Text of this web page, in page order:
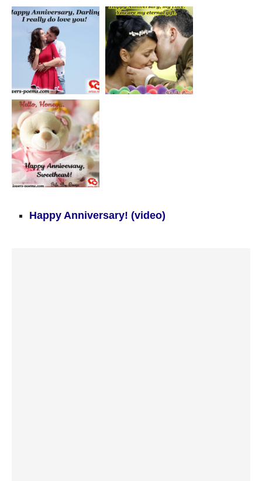
Happy Anniversary! (video)